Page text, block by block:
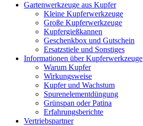
Gartenwerkzeuge aus Kupfer
Kleine Kupferwerkzeuge
Große Kupferwerkzeuge
Kupfergießkannen
Geschenkbox und Gutschein
Ersatzstiele und Sonstiges
Informationen über Kupferwerkzeuge
Warum Kupfer
Wirkungsweise
Kupfer und Wachstum
Spurenelementdüngung
Grünspan oder Patina
Erfahrungsberichte
Vertriebspartner